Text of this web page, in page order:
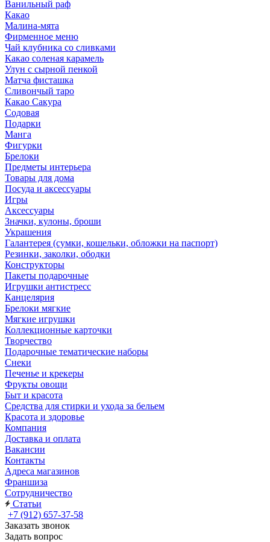
Ванильный раф
Какао
Малина-мята
Фирменное меню
Чай клубника со сливками
Какао соленая карамель
Улун с сырной пенкой
Матча фисташка
Сливончый таро
Какао Сакура
Содовая
Подарки
Манга
Фигурки
Брелоки
Предметы интерьера
Товары для дома
Посуда и аксессуары
Игры
Аксессуары
Значки, кулоны, броши
Украшения
Галантерея (сумки, кошельки, обложки на паспорт)
Резинки, заколки, ободки
Конструкторы
Пакеты подарочные
Игрушки антистресс
Канцелярия
Брелоки мягкие
Мягкие игрушки
Коллекционные карточки
Творчество
Подарочные тематические наборы
Снеки
Печенье и крекеры
Фрукты овощи
Быт и красота
Средства для стирки и ухода за бельем
Красота и здоровье
Компания
Доставка и оплата
Вакансии
Контакты
Адреса магазинов
Франшиза
Сотрудничество
Статьи
+7 (912) 657-37-58
Заказать звонок
Задать вопрос